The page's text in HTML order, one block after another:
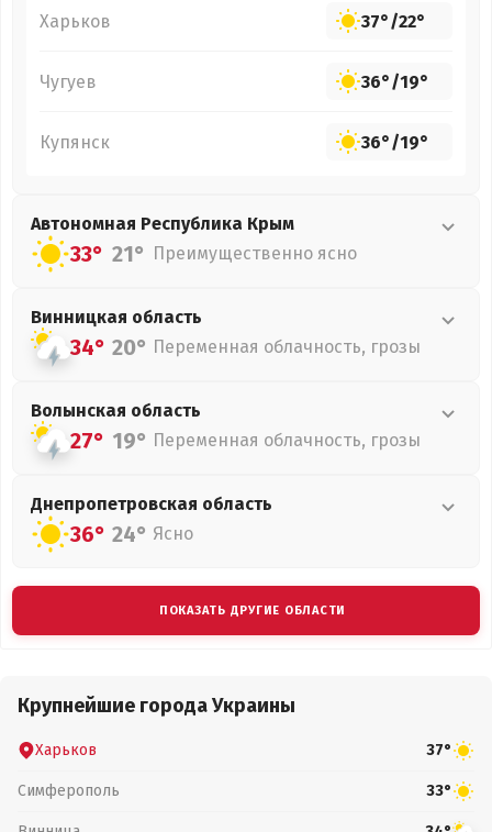
Харьков 37°/22°
Чугуев 36°/19°
Купянск 36°/19°
Автономная Республика Крым
33° 21° Преимущественно ясно
Винницкая область
34° 20° Переменная облачность, грозы
Волынская область
27° 19° Переменная облачность, грозы
Днепропетровская область
36° 24° Ясно
ПОКАЗАТЬ ДРУГИЕ ОБЛАСТИ
Крупнейшие города Украины
Харьков 37°
Симферополь 33°